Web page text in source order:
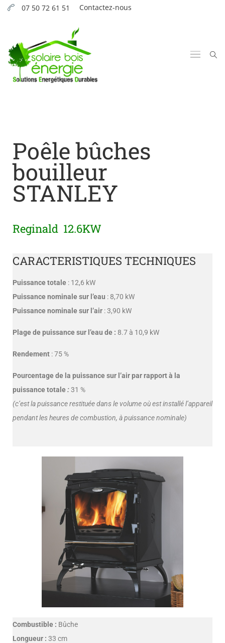
07 50 72 61 51 Contactez-nous
Poêle bûches
bouilleur
STANLEY
Reginald 12.6KW
CARACTERISTIQUES TECHNIQUES
Puissance totale : 12,6 kW
Puissance nominale sur l’eau : 8,70 kW
Puissance nominale sur l’air : 3,90 kW
Plage de puissance sur l’eau de : 8.7 à 10,9 kW
Rendement : 75 %
Pourcentage de la puissance sur l’air par rapport à la
puissance totale:31 %
(c’est la puissance restituée dans le volume où est installé l’appareil
pendant les heures de combustion, à puissance nominale)
Combustible : Bûche
Longueur : 33 cm